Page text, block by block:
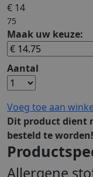
€ 14
75
Maak uw keuze:
Aantal
Voeg toe aan
Dit product dient
besteld te worden!
Allergene